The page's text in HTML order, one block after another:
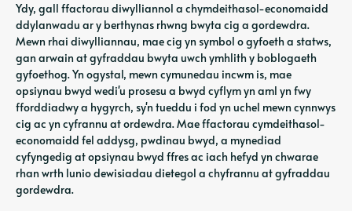
Ydy, gall ffactorau diwylliannol a chymdeithasol-economaidd
ddylanwadu ar y berthynas rhwng bwyta cig a gordewdra.
Mewn rhai diwylliannau, mae cig yn symbol o gyfoeth a statws,
gan arwain at gyfraddau bwyta uwch ymhlith y boblogaeth
gyfoethog. Yn ogystal, mewn cymunedau incwm is, mae
opsiynau bwyd wedi'u prosesu a bwyd cyflym yn aml yn fwy
fforddiadwy a hygyrch, sy'n tueddu i fod yn uchel mewn cynnwys
cig ac yn cyfrannu at ordewdra. Mae ffactorau cymdeithasol-
economaidd fel addysg, pwdinau bwyd, a mynediad
cyfyngedig at opsiynau bwyd ffres ac iach hefyd yn chwarae
rhan wrth lunio dewisiadau dietegol a chyfrannu at gyfraddau
gordewdra.